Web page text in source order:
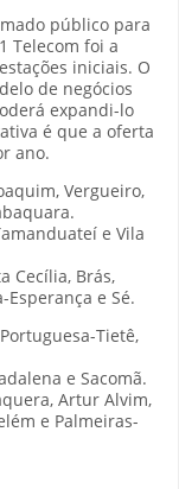
público para
Telecom foi a
iniciais. O
de negócios
expandi-lo
é que a oferta
ano.
Vergueiro,
e Vila
Cecília, Brás,
e Sé.
Tietê,
e Sacomã.
Artur Alvim,
e Palmeiras-